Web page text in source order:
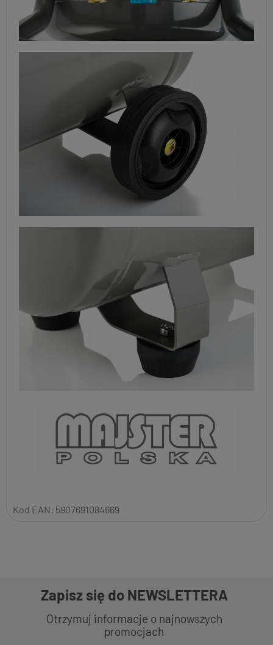
Kod EAN: 5907691084669
Zapisz się do NEWSLETTERA
Otrzymuj informacje o najnowszych
promocjach